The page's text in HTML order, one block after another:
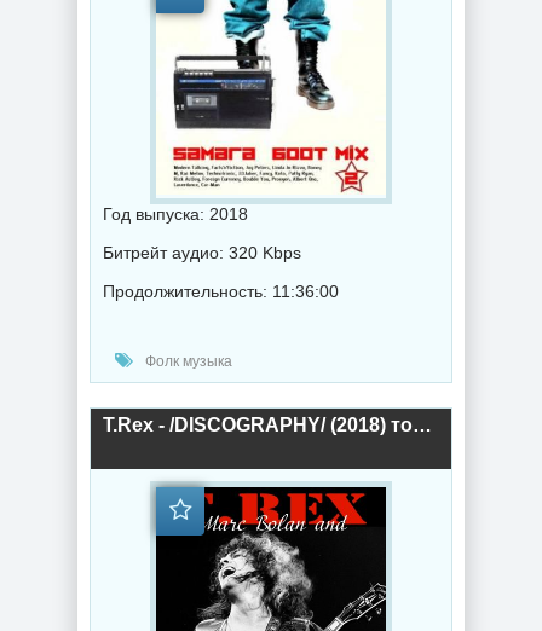
Год выпуска: 2018
Битрейт аудио: 320 Kbps
Продолжительность: 11:36:00
Фолк музыка
T.Rex - /DISCOGRAPHY/ (2018) торрент